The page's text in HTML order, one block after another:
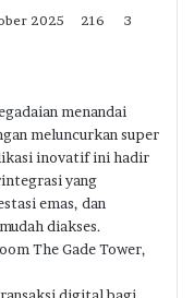
2025 216
3
menandai
meluncurkan super
inovatif ini hadir
yang
emas, dan
diakses.
The Gade Tower,